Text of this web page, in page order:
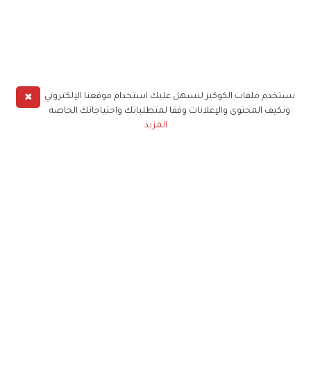
✖
نستخدم ملفات الكوكيز لنسهل عليك استخدام موقعنا الإلكتروني
ونكيف المحتوى والإعلانات وفقا لمتطلباتك واحتياجاتك الخاصة
المزيد